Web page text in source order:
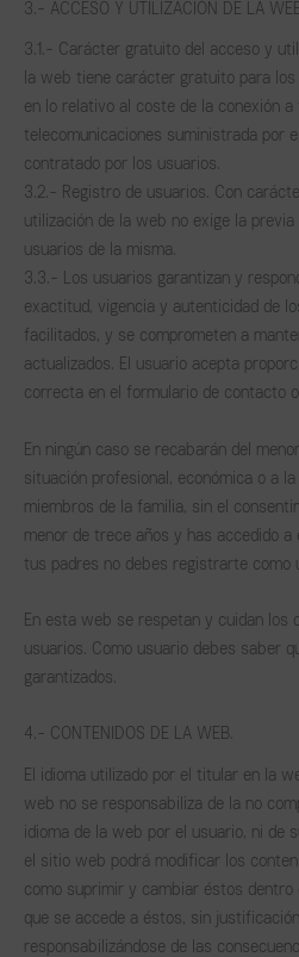
3.- ACCESO Y UTILIZACIÓN DE LA
3.1.- Carácter gratuito del acceso y
la web tiene carácter gratuito para
en lo relativo al coste de la conexión a
telecomunicaciones suministrada por
contratado por los usuarios.
3.2.- Registro de usuarios. Con
utilización de la web no exige la
usuarios de la misma.
3.3.- Los usuarios garantizan y
exactitud, vigencia y autenticidad de
facilitados, y se comprometen a
actualizados. El usuario acepta
correcta en el formulario de contacto
En ningún caso se recabarán del
situación profesional, económica o a
miembros de la familia, sin el
menor de trece años y has accedido
tus padres no debes registrarte como
En esta web se respetan y cuidan los
usuarios. Como usuario debes saber
garantizados.
4.- CONTENIDOS DE LA WEB.
El idioma utilizado por el titular en la
web no se responsabiliza de la no
idioma de la web por el usuario, ni de
el sitio web podrá modificar los
como suprimir y cambiar éstos
que se accede a éstos, sin
responsabilizándose de las